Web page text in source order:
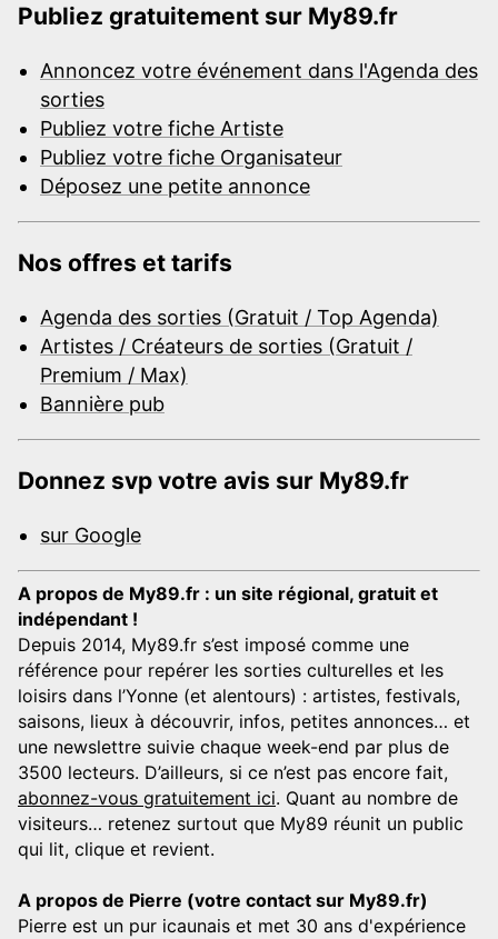
Publiez gratuitement sur My89.fr
Annoncez votre événement dans l'Agenda des
sorties
Publiez votre fiche Artiste
Publiez votre fiche Organisateur
Déposez une petite annonce
Nos offres et tarifs
Agenda des sorties (Gratuit / Top Agenda)
Artistes / Créateurs de sorties (Gratuit /
Premium / Max)
Bannière pub
Donnez svp votre avis sur My89.fr
sur Google
A propos de My89.fr : un site régional, gratuit et
indépendant !
Depuis 2014, My89.fr s’est imposé comme une
référence pour repérer les sorties culturelles et les
loisirs dans l’Yonne (et alentours) : artistes, festivals,
saisons, lieux à découvrir, infos, petites annonces… et
une newslettre suivie chaque week-end par plus de
3500 lecteurs. D’ailleurs, si ce n’est pas encore fait,
abonnez-vous gratuitement ici. Quant au nombre de
visiteurs… retenez surtout que My89 réunit un public
qui lit, clique et revient.
A propos de Pierre (votre contact sur My89.fr)
Pierre est un pur icaunais et met 30 ans d'expérience